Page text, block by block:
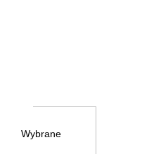
Wybrane